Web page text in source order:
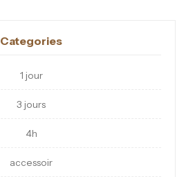
Categories
1 jour
3 jours
4h
accessoir